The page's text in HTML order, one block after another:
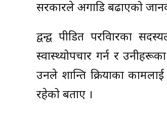
सरकारले अगाडि बढाएको
द्वन्द्व पीडित परविारका
स्वास्थ्योपचार गर्न र
उनले शान्ति प्रक्रियाका
रहेको बताए ।